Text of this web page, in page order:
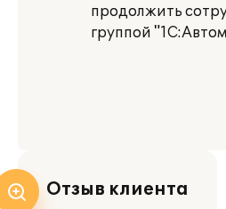
продолжить
группой
Отзыв клиента